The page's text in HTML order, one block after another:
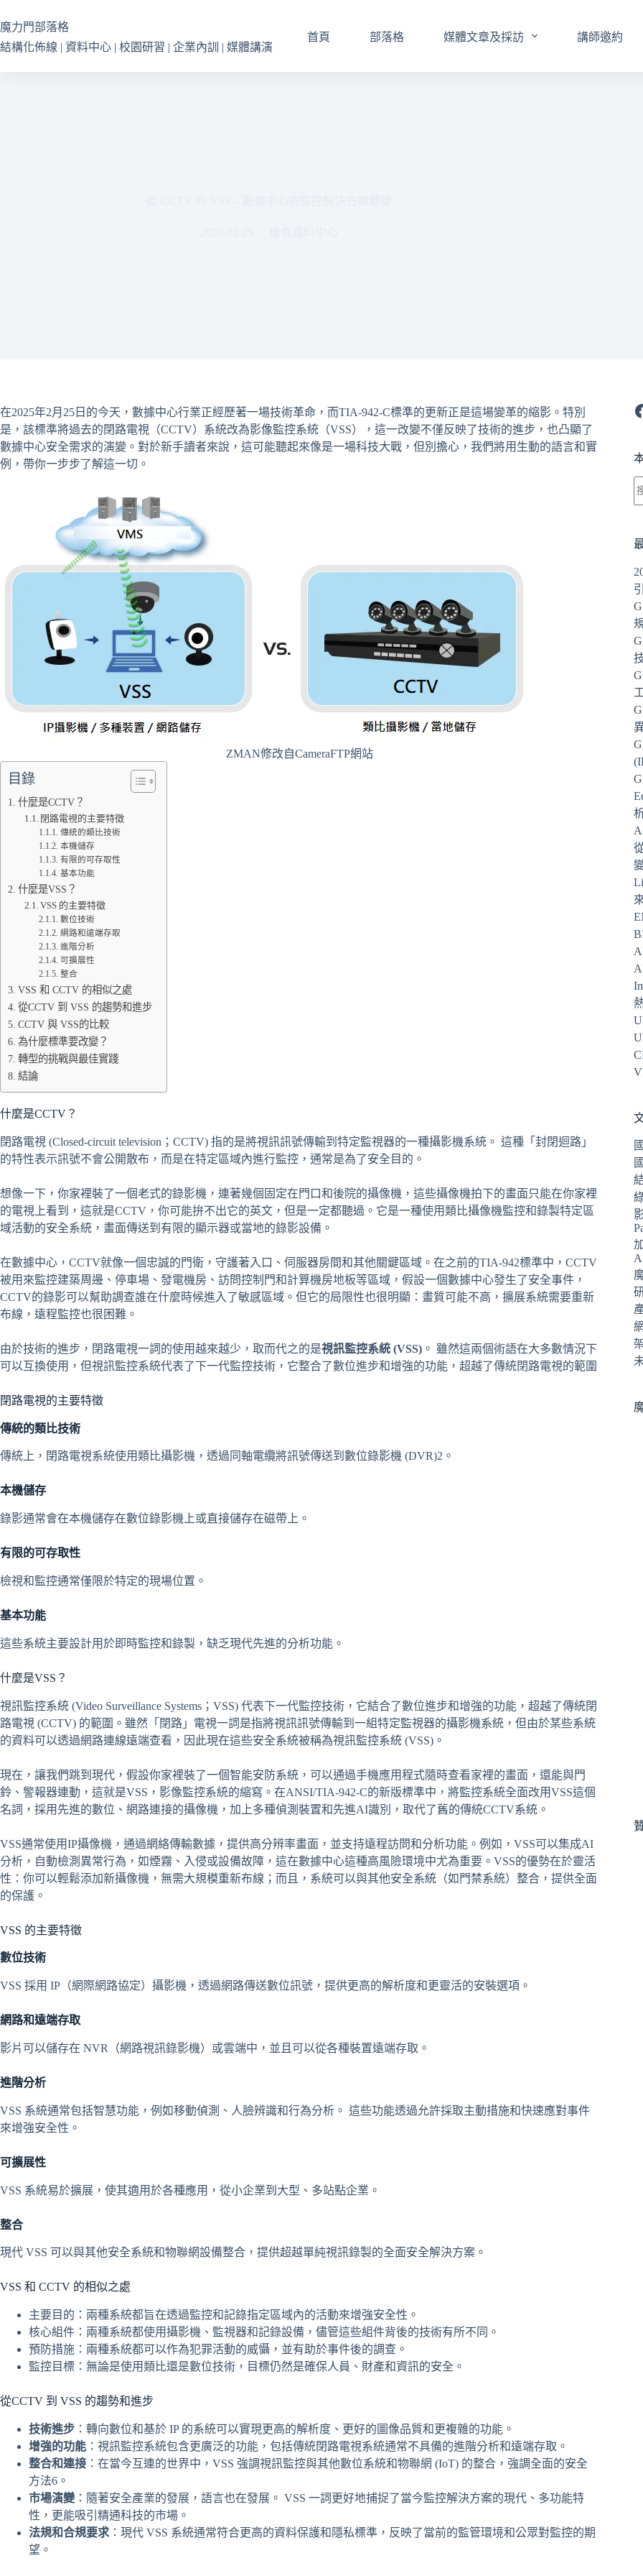
至
主
魔力門部落格
結構化佈線 | 資料中心 | 校園研習 | 企業內訓 | 媒體講演
首頁 部落格 媒體文章及採訪 講師邀約
在2025年2月25日的今天，數據中心行業正經歷著一場技術革命，而TIA-942-C標準的更新正是這場變革的縮影。特別
是，該標準將過去的閉路電視（CCTV）系統改為影像監控系統（VSS），這一改變不僅反映了技術的進步，也凸顯了
數據中心安全需求的演變。對於新手讀者來說，這可能聽起來像是一場科技大戰，但別擔心，我們將用生動的語言和實
例，帶你一步步了解這一切。
ZMAN修改自CameraFTP網站
目錄
什麼是CCTV？
閉路電視的主要特徵
傳統的類比技術
本機儲存
有限的可存取性
基本功能
什麼是VSS？
VSS 的主要特徵
數位技術
網路和遠端存取
進階分析
可擴展性
整合
VSS 和 CCTV 的相似之處
從CCTV 到 VSS 的趨勢和進步
CCTV 與 VSS的比較
為什麼標準要改變？
轉型的挑戰與最佳實踐
結論
什麼是CCTV？
閉路電視 (Closed-circuit television；CCTV) 指的是將視訊訊號傳輸到特定監視器的一種攝影機系統。 這種「封閉迴路」
的特性表示訊號不會公開散布，而是在特定區域內進行監控，通常是為了安全目的。
想像一下，你家裡裝了一個老式的錄影機，連著幾個固定在門口和後院的攝像機，這些攝像機拍下的畫面只能在你家裡
的電視上看到，這就是CCTV，你可能拚不出它的英文，但是一定都聽過。它是一種使用類比攝像機監控和錄製特定區
域活動的安全系統，畫面傳送到有限的顯示器或當地的錄影設備。
在數據中心，CCTV就像一個忠誠的門衛，守護著入口、伺服器房間和其他關鍵區域。在之前的TIA-942標準中，CCTV
被用來監控建築周邊、停車場、發電機房、訪問控制門和計算機房地板等區域，假設一個數據中心發生了安全事件，
CCTV的錄影可以幫助調查誰在什麼時候進入了敏感區域。但它的局限性也很明顯：畫質可能不高，擴展系統需要重新
布線，遠程監控也很困難。
由於技術的進步，閉路電視一詞的使用越來越少，取而代之的是視訊監控系統 (VSS) 。 雖然這兩個術語在大多數情況下
可以互換使用，但視訊監控系統代表了下一代監控技術，它整合了數位進步和增強的功能，超越了傳統閉路電視的範圍
閉路電視的主要特徵
傳統的類比技術
傳統上，閉路電視系統使用類比攝影機，透過同軸電纜將訊號傳送到數位錄影機 (DVR)2。
本機儲存
錄影通常會在本機儲存在數位錄影機上或直接儲存在磁帶上。
有限的可存取性
檢視和監控通常僅限於特定的現場位置。
基本功能
這些系統主要設計用於即時監控和錄製，缺乏現代先進的分析功能。
什麼是VSS？
視訊監控系統 (Video Surveillance Systems；VSS) 代表下一代監控技術，它結合了數位進步和增強的功能，超越了傳統閉
路電視 (CCTV) 的範圍。雖然「閉路」電視一詞是指將視訊訊號傳輸到一組特定監視器的攝影機系統，但由於某些系統
的資料可以透過網路連線遠端查看，因此現在這些安全系統被稱為視訊監控系統 (VSS)。
現在，讓我們跳到現代，假設你家裡裝了一個智能安防系統，可以通過手機應用程式隨時查看家裡的畫面，還能與門
鈴、警報器連動，這就是VSS，影像監控系統的縮寫。在ANSI/TIA-942-C的新版標準中，將監控系統全面改用VSS這個
名詞，採用先進的數位、網路連接的攝像機，加上多種偵測裝置和先進AI識別，取代了舊的傳統CCTV系統。
VSS通常使用IP攝像機，通過網絡傳輸數據，提供高分辨率畫面，並支持遠程訪問和分析功能。例如，VSS可以集成AI
分析，自動檢測異常行為，如煙霧、入侵或設備故障，這在數據中心這種高風險環境中尤為重要。VSS的優勢在於靈活
性：你可以輕鬆添加新攝像機，無需大規模重新布線；而且，系統可以與其他安全系統（如門禁系統）整合，提供全面
的保護。
VSS 的主要特徵
數位技術
VSS 採用 IP（網際網路協定）攝影機，透過網路傳送數位訊號，提供更高的解析度和更靈活的安裝選項。
網路和遠端存取
影片可以儲存在 NVR（網路視訊錄影機）或雲端中，並且可以從各種裝置遠端存取。
進階分析
VSS 系統通常包括智慧功能，例如移動偵測、人臉辨識和行為分析。 這些功能透過允許採取主動措施和快速應對事件
來增強安全性。
可擴展性
VSS 系統易於擴展，使其適用於各種應用，從小企業到大型、多站點企業。
整合
現代 VSS 可以與其他安全系統和物聯網設備整合，提供超越單純視訊錄製的全面安全解決方案。
VSS 和 CCTV 的相似之處
主要目的：兩種系統都旨在透過監控和記錄指定區域內的活動來增強安全性。
核心組件：兩種系統都使用攝影機、監視器和記錄設備，儘管這些組件背後的技術有所不同。
預防措施：兩種系統都可以作為犯罪活動的威懾，並有助於事件後的調查。
監控目標：無論是使用類比還是數位技術，目標仍然是確保人員、財產和資訊的安全。
從CCTV 到 VSS 的趨勢和進步
技術進步 ：轉向數位和基於 IP 的系統可以實現更高的解析度、更好的圖像品質和更複雜的功能。
增強的功能 ：視訊監控系統包含更廣泛的功能，包括傳統閉路電視系統通常不具備的進階分析和遠端存取。
整合和連接 ：在當今互連的世界中，VSS 強調視訊監控與其他數位系統和物聯網 (IoT) 的整合，強調全面的安全
方法6。
市場演變 ：隨著安全產業的發展，語言也在發展。 VSS 一詞更好地捕捉了當今監控解決方案的現代、多功能特
性，更能吸引精通科技的市場。
法規和合規要求 ：現代 VSS 系統通常符合更高的資料保護和隱私標準，反映了當前的監管環境和公眾對監控的期
望。